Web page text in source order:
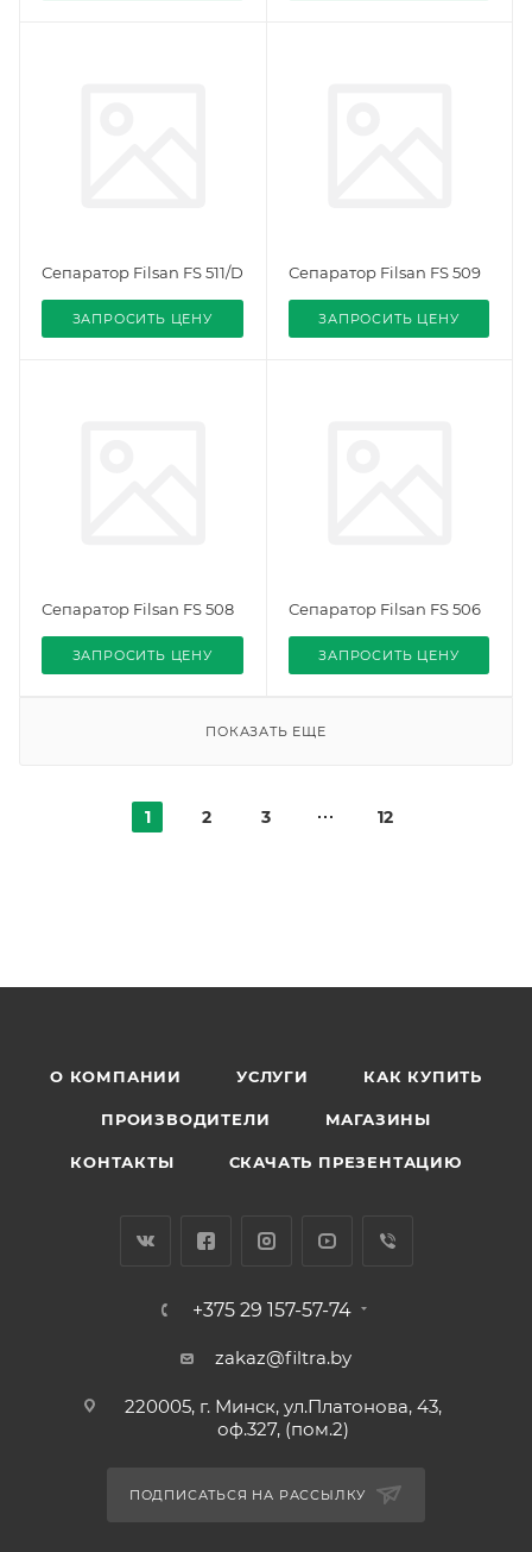
Сепаратор Filsan FS 511/D
ЗАПРОСИТЬ ЦЕНУ
Сепаратор Filsan FS 509
ЗАПРОСИТЬ ЦЕНУ
Сепаратор Filsan FS 508
ЗАПРОСИТЬ ЦЕНУ
Сепаратор Filsan FS 506
ЗАПРОСИТЬ ЦЕНУ
ПОКАЗАТЬ ЕЩЕ
1 2 3 12
О КОМПАНИИ УСЛУГИ КАК КУПИТЬ
ПРОИЗВОДИТЕЛИ МАГАЗИНЫ
КОНТАКТЫ СКАЧАТЬ ПРЕЗЕНТАЦИЮ
+375 29 157-57-74
zakaz@filtra.by
220005, г. Минск, ул.Платонова, 43,
оф.327, (пом.2)
ПОДПИСАТЬСЯ НА РАССЫЛКУ